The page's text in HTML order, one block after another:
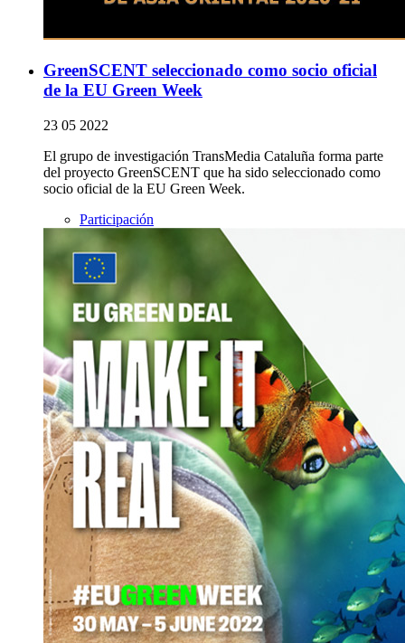
GreenSCENT seleccionado como socio oficial
de la EU Green Week
23 05 2022
El grupo de investigación TransMedia Cataluña forma parte
del proyecto GreenSCENT que ha sido seleccionado como
socio oficial de la EU Green Week.
Participación